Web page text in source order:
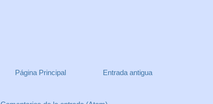
Entrada antigua
Página Principal